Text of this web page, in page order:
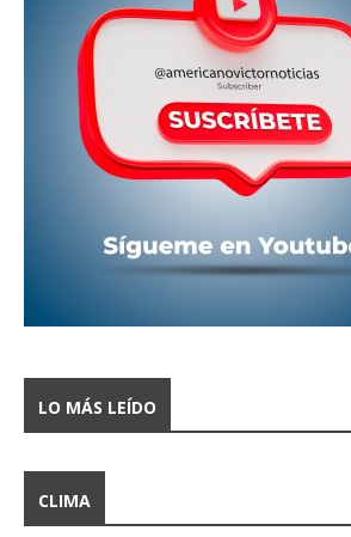
LO MÁS LEÍDO
CLIMA